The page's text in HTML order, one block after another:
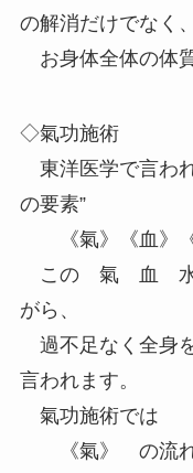
の解消だけでなく、
お身体全体の体
◇氣功施術
東洋医学で言わ
の要素”
《氣》《血》
この 氣 血 水
がら、
過不足なく全身
言われます。
氣功施術では
《氣》 の流れ